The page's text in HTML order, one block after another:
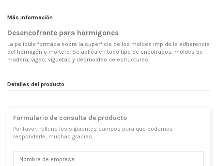
Más información
Desencofrante para hormigones
La película formada sobre la superficie de los moldes impide la adherencia
del hormigón o mortero. Se aplica en todo tipo de encofrados, moldes de
madera, vigas, viguetas y desmoldeo de estructuras.
Detalles del producto
Formulario de consulta de producto
Por favor, rellene los siguientes campos para que podamos
responderle, muchas gracias.